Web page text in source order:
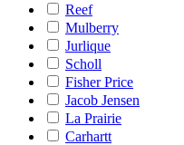
Reef
Mulberry
Jurlique
Scholl
Fisher Price
Jacob Jensen
La Prairie
Carhartt